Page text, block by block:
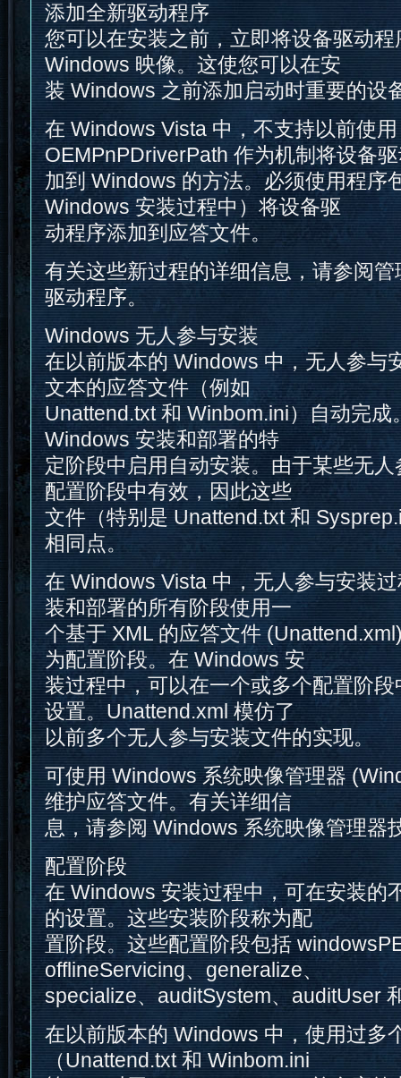
添加全新驱动程序
您可以在安装之前，立即将设备驱动
Windows 映像。这使您可以在安
装 Windows 之前添加启动时重要的设
在 Windows Vista 中，不支持以前使用
OEMPnPDriverPath 作为机制将设备
加到 Windows 的方法。必须使用程序
Windows 安装过程中）将设备驱
动程序添加到应答文件。
有关这些新过程的详细信息，请参阅
驱动程序。
Windows 无人参与安装
在以前版本的 Windows 中，无人参与
文本的应答文件（例如
Unattend.txt 和 Winbom.ini）自动完成
Windows 安装和部署的特
定阶段中启用自动安装。由于某些无
配置阶段中有效，因此这些
文件（特别是 Unattend.txt 和
相同点。
在 Windows Vista 中，无人参与安装
装和部署的所有阶段使用一
个基于 XML 的应答文件
为配置阶段。在 Windows 安
装过程中，可以在一个或多个配置阶
设置。Unattend.xml 模仿了
以前多个无人参与安装文件的实现。
可使用 Windows 系统映像管理器
维护应答文件。有关详细信
息，请参阅 Windows 系统映像管理器
配置阶段
在 Windows 安装过程中，可在安装的
的设置。这些安装阶段称为配
置阶段。这些配置阶段包括
offlineServicing、generalize、
specialize、auditSystem、auditUser
在以前版本的 Windows 中，使用过多
（Unattend.txt 和 Winbom.ini